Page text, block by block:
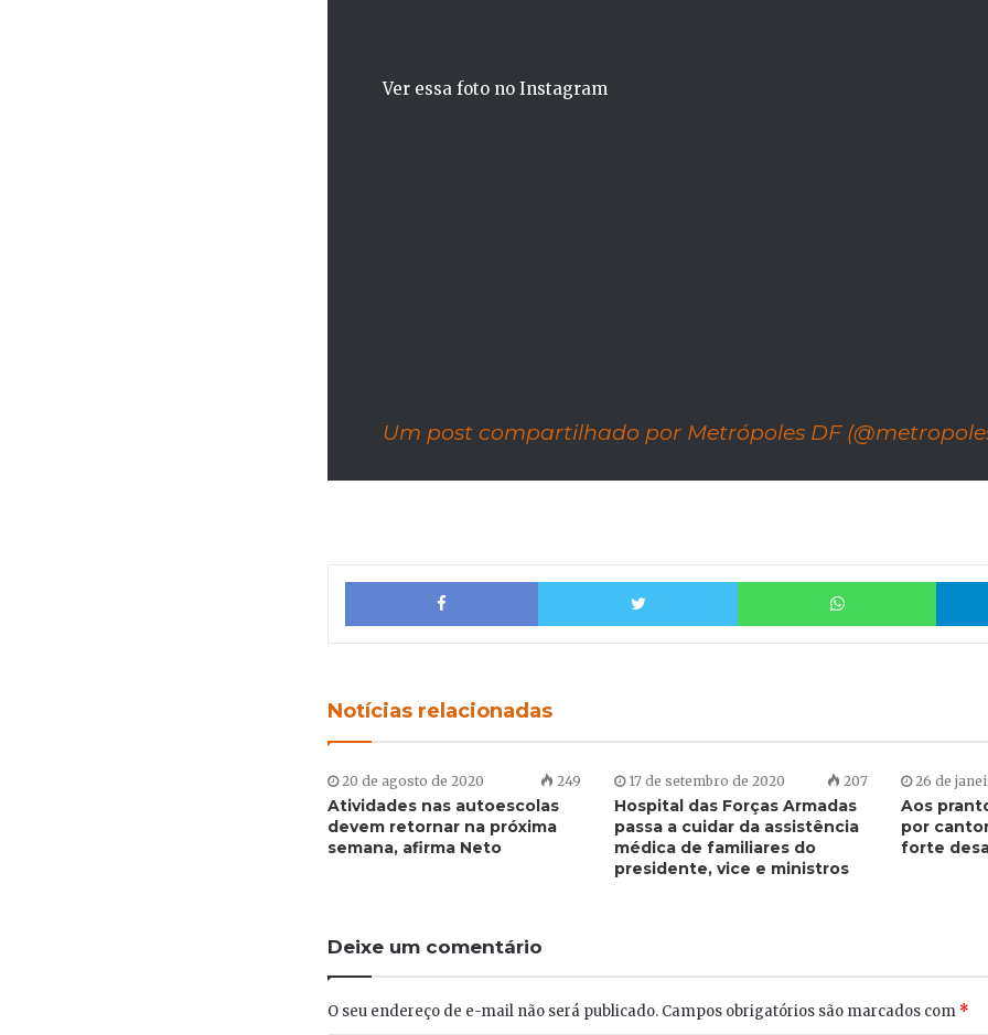
Ver essa foto no Instagram
Um post compartilhado por Metrópoles DF
Facebook Twitter
Notícias relacionadas
20 de agosto de 2020 249
Atividades nas autoescolas
devem retornar na próxima
semana, afirma Neto
17 de setembro de 2020 207
Hospital das Forças Armadas
passa a cuidar da assistência
médica de familiares do
presidente, vice e ministros
26 de
Aos
por
forte
Deixe um comentário
O seu endereço de e-mail não será publicado. Campos obrigatórios são marcados com *